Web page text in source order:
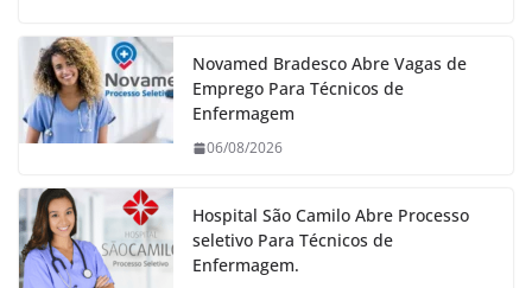
Novamed Bradesco Abre Vagas de
Emprego Para Técnicos de
Enfermagem
06/08/2026
Hospital São Camilo Abre Processo
seletivo Para Técnicos de
Enfermagem.